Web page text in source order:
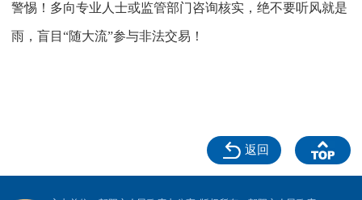
警惕！多向专业人士或监管部门咨询核实，绝不要听风就是
雨，盲目“随大流”参与非法交易！
返回